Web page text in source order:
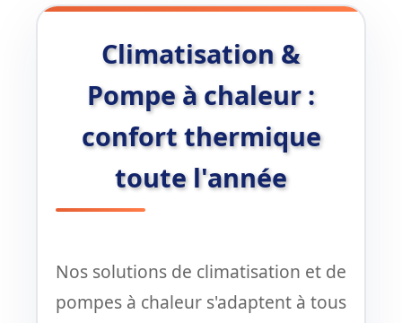
Climatisation &
Pompe à chaleur :
confort thermique
toute l'année
Nos solutions de climatisation et de
pompes à chaleur s'adaptent à tous